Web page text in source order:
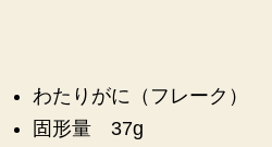
わたりがに（フレーク）
固形量 37g